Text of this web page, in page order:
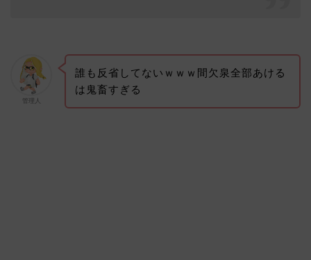
管理人
誰も反省してないｗｗｗ間欠泉全部あける
は鬼畜すぎる